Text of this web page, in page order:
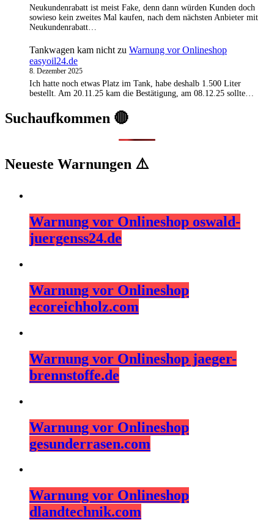
Neukundenrabatt ist meist Fake, denn dann würden Kunden doch
sowieso kein zweites Mal kaufen, nach dem nächsten Anbieter mit
Neukundenrabatt…
Tankwagen kam nicht zu Warnung vor Onlineshop
easyoil24.de
8. Dezember 2025
Ich hatte noch etwas Platz im Tank, habe deshalb 1.500 Liter
bestellt. Am 20.11.25 kam die Bestätigung, am 08.12.25 sollte…
Suchaufkommen 🔴
Neueste Warnungen ⚠️
Warnung vor Onlineshop oswald-
juergenss24.de
Warnung vor Onlineshop
ecoreichholz.com
Warnung vor Onlineshop jaeger-
brennstoffe.de
Warnung vor Onlineshop
gesunderrasen.com
Warnung vor Onlineshop
dlandtechnik.com